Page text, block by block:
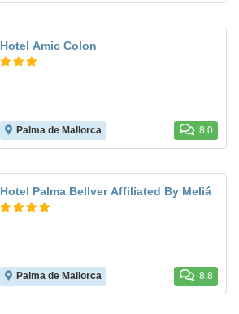
Hotel Amic Colon
Palma de Mallorca 8.0
Hotel Palma Bellver Affiliated By Meliá
Palma de Mallorca 8.8